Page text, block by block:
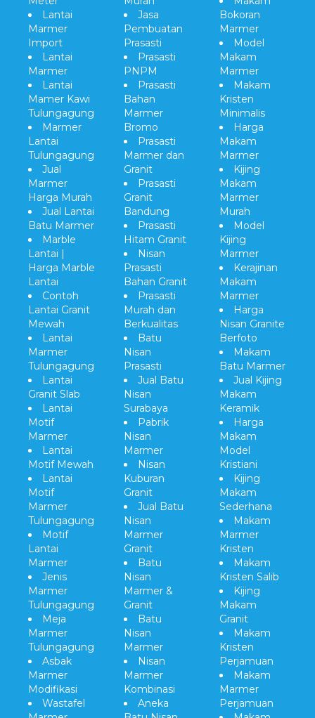
Lantai
Marmer
Import
Lantai
Marmer
Lantai
Mamer Kawi
Tulungagung
Marmer
Lantai
Tulungagung
Jual
Marmer
Harga Murah
Jual Lantai
Batu Marmer
Marble
Lantai |
Harga Marble
Lantai
Contoh
Lantai Granit
Mewah
Lantai
Marmer
Tulungagung
Lantai
Granit Slab
Lantai
Motif
Marmer
Lantai
Motif Mewah
Lantai
Motif
Marmer
Tulungagung
Motif
Lantai
Marmer
Jenis
Marmer
Tulungagung
Meja
Marmer
Tulungagung
Asbak
Marmer
Modifikasi
Wastafel
Jasa
Pembuatan
Prasasti
Prasasti
PNPM
Prasasti
Bahan
Marmer
Bromo
Prasasti
Marmer dan
Granit
Prasasti
Granit
Bandung
Prasasti
Hitam Granit
Nisan
Prasasti
Bahan Granit
Prasasti
Murah dan
Berkualitas
Batu
Nisan
Prasasti
Jual Batu
Nisan
Surabaya
Pabrik
Nisan
Marmer
Nisan
Kuburan
Granit
Jual Batu
Nisan
Marmer
Granit
Batu
Nisan
Marmer &
Granit
Batu
Nisan
Marmer
Nisan
Marmer
Kombinasi
Aneka
Bokoran
Marmer
Model
Makam
Marmer
Makam
Kristen
Minimalis
Harga
Makam
Marmer
Kijing
Makam
Marmer
Murah
Model
Kijing
Marmer
Kerajinan
Makam
Marmer
Harga
Nisan Granite
Berfoto
Makam
Batu Marmer
Jual Kijing
Makam
Keramik
Harga
Makam
Model
Kristiani
Kijing
Makam
Sederhana
Makam
Marmer
Kristen
Makam
Kristen Salib
Kijing
Makam
Granit
Makam
Kristen
Perjamuan
Makam
Marmer
Perjamuan